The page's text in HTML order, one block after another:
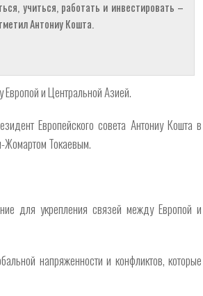
учиться, работать и инвестировать –
Антониу Кошта.
и Центральной Азией.
Европейского совета Антониу Кошта в
Жомартом Токаевым.
для укрепления связей между Европой и
напряженности и конфликтов, которые